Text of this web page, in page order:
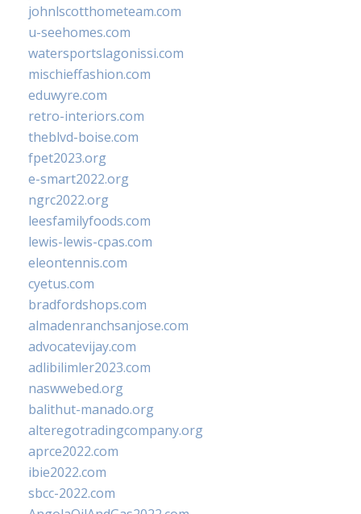
johnlscotthometeam.com
u-seehomes.com
watersportslagonissi.com
mischieffashion.com
eduwyre.com
retro-interiors.com
theblvd-boise.com
fpet2023.org
e-smart2022.org
ngrc2022.org
leesfamilyfoods.com
lewis-lewis-cpas.com
eleontennis.com
cyetus.com
bradfordshops.com
almadenranchsanjose.com
advocatevijay.com
adlibilimler2023.com
naswwebed.org
balithut-manado.org
alteregotradingcompany.org
aprce2022.com
ibie2022.com
sbcc-2022.com